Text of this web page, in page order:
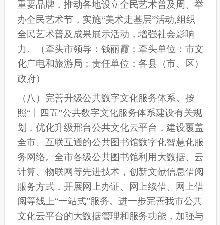
重要品牌，推动各地设立全民艺术普及周、举
办全民艺术节，实施“美术走基层”活动,组织
全民艺术普及成果展示活动，增强社会影响
力。
（牵头市领导：钱丽霞；牵头单位：市文
化广电和旅游局；责任单位：各县（市、 区 ）
政府）
（ 八 ）完善升级公共数字文化服务体系。 按
照“十四五”公共数字文化服务体系建设有关规
划，优化升级邢台公共文化云平台，建设覆盖
全市、互联互通的公共图书馆数字化智慧化服
务网络。全市各级公共图书馆利用大数据、云
计算、物联网等先进技术，创新文献信息借阅
服务方式，开展网上办证、网上续借、网上借
阅等线上“一站式”服务。进一步完善我市公共
文化云平台的大数据管理和服务功能，加强与